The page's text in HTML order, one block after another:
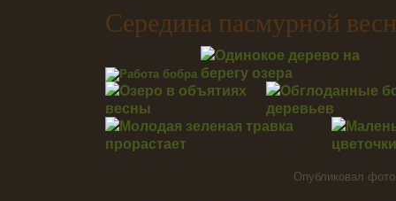
Середина пасмурной
Опубликовал